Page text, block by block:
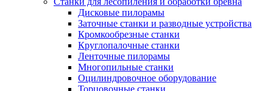
Дисковые пилорамы
Заточные станки и разводные устройства
Кромкообрезные станки
Круглопалочные станки
Ленточные пилорамы
Многопильные станки
Оцилиндровочное оборудование
Торцовочные станки